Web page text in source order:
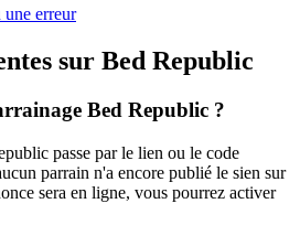
une erreur
sur Bed Republic
Bed Republic ?
passe par le lien ou le code
parrain n'a encore publié le sien sur
sera en ligne, vous pourrez activer